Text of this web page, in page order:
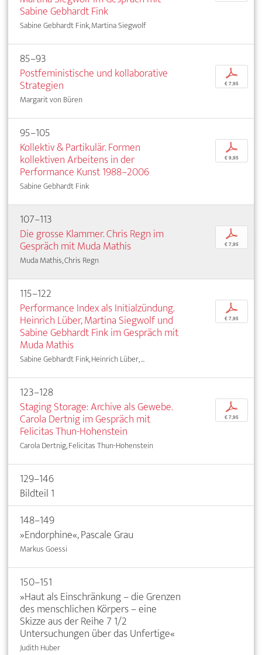
Sabine Gebhardt Fink
Sabine Gebhardt Fink, Martina Siegwolf
85–93
Postfeministische und kollaborative
Strategien
Margarit von Büren
p
€ 7,95
95–105
Kollektiv & Partikulär. Formen
kollektiven Arbeitens in der
Performance Kunst 1988–2006
Sabine Gebhardt Fink
p
€ 9,95
107–113
Die grosse Klammer. Chris Regn im
Gespräch mit Muda Mathis
Muda Mathis, Chris Regn
p
€ 7,95
115–122
Performance Index als Initialzündung.
Heinrich Lüber, Martina Siegwolf und
Sabine Gebhardt Fink im Gespräch mit
Muda Mathis
Sabine Gebhardt Fink, Heinrich Lüber, ...
p
€ 7,95
123–128
Staging Storage: Archive als Gewebe.
Carola Dertnig im Gespräch mit
Felicitas Thun-Hohenstein
Carola Dertnig, Felicitas Thun-Hohenstein
p
€ 7,95
129–146
Bildteil 1
148–149
»Endorphine«, Pascale Grau
Markus Goessi
150–151
»Haut als Einschränkung – die Grenzen
des menschlichen Körpers – eine
Skizze aus der Reihe 7 1/2
Untersuchungen über das Unfertige«
Judith Huber